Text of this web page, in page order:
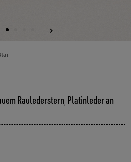
Raulederstern, Platinleder an